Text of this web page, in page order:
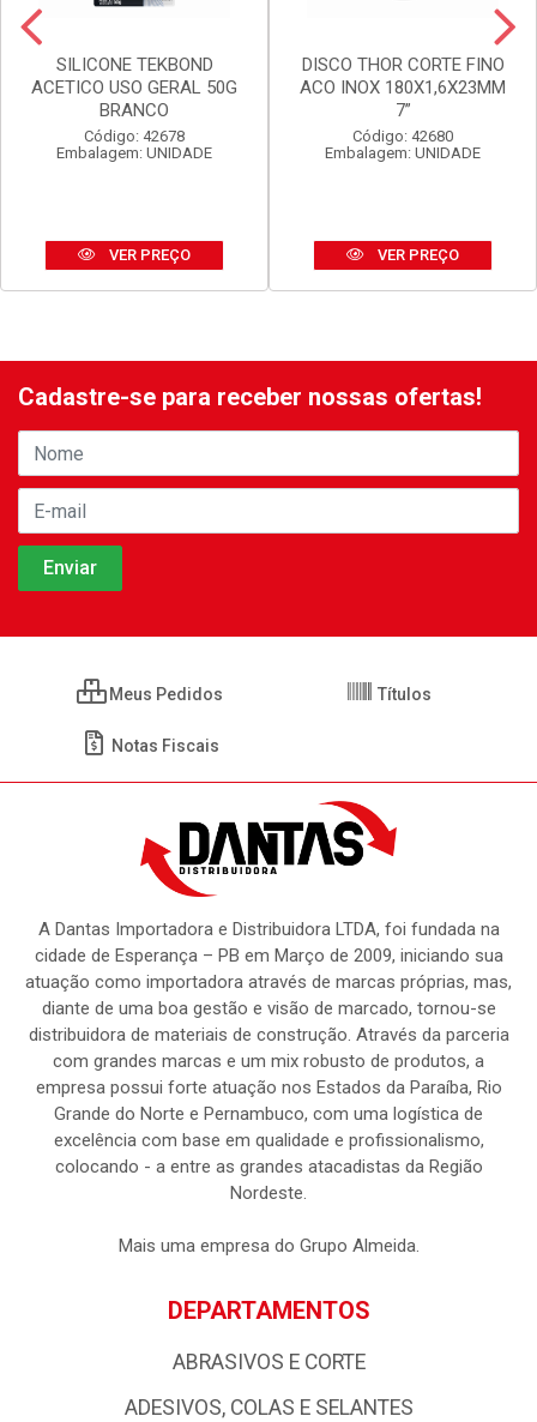
SILICONE TEKBOND
ACETICO USO GERAL 50G
BRANCO
Código: 42678
Embalagem: UNIDADE
VER PREÇO
DISCO THOR CORTE FINO
ACO INOX 180X1,6X23MM
7”
Código: 42680
Embalagem: UNIDADE
VER PREÇO
Cadastre-se para receber nossas ofertas!
Meus Pedidos Títulos
Notas Fiscais
A Dantas Importadora e Distribuidora LTDA, foi fundada na
cidade de Esperança – PB em Março de 2009, iniciando sua
atuação como importadora através de marcas próprias, mas,
diante de uma boa gestão e visão de marcado, tornou-se
distribuidora de materiais de construção. Através da parceria
com grandes marcas e um mix robusto de produtos, a
empresa possui forte atuação nos Estados da Paraíba, Rio
Grande do Norte e Pernambuco, com uma logística de
excelência com base em qualidade e profissionalismo,
colocando - a entre as grandes atacadistas da Região
Nordeste.
Mais uma empresa do Grupo Almeida.
DEPARTAMENTOS
ABRASIVOS E CORTE
ADESIVOS, COLAS E SELANTES